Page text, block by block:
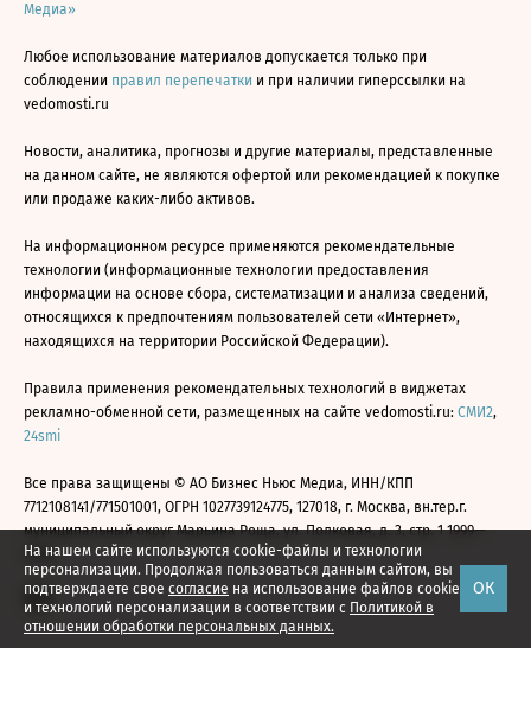
На нашем сайте используются cookie-файлы и технологии
персонализации. Продолжая пользоваться данным сайтом, вы
подтверждаете свое согласие на использование файлов cookie
и технологий персонализации в соответствии с Политикой в
отношении обработки персональных данных.
ОК
Медиа»
Любое использование материалов допускается только при
соблюдении правил перепечатки и при наличии гиперссылки на
vedomosti.ru
Новости, аналитика, прогнозы и другие материалы, представленные
на данном сайте, не являются офертой или рекомендацией к покупке
или продаже каких-либо активов.
На информационном ресурсе применяются рекомендательные
технологии (информационные технологии предоставления
информации на основе сбора, систематизации и анализа сведений,
относящихся к предпочтениям пользователей сети «Интернет»,
находящихся на территории Российской Федерации).
Правила применения рекомендательных технологий в виджетах
рекламно-обменной сети, размещенных на сайте vedomosti.ru: СМИ2,
24smi
Все права защищены © АО Бизнес Ньюс Медиа, ИНН/КПП
7712108141/771501001, ОГРН 1027739124775, 127018, г. Москва, вн.тер.г.
муниципальный округ Марьина Роща, ул. Полковая, д. 3, стр. 1 1999—
2026